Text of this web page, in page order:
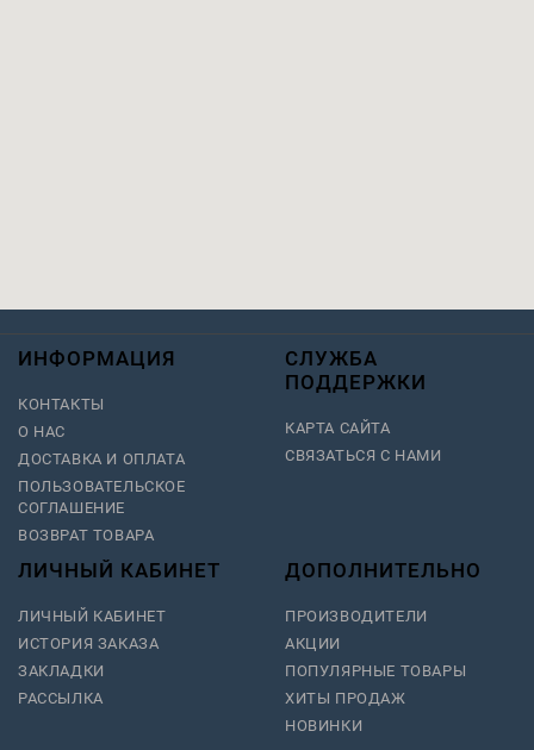
ИНФОРМАЦИЯ
КОНТАКТЫ
О НАС
ДОСТАВКА И ОПЛАТА
ПОЛЬЗОВАТЕЛЬСКОЕ
СОГЛАШЕНИЕ
ВОЗВРАТ ТОВАРА
СЛУЖБА
ПОДДЕРЖКИ
КАРТА САЙТА
СВЯЗАТЬСЯ С НАМИ
ЛИЧНЫЙ КАБИНЕТ
ЛИЧНЫЙ КАБИНЕТ
ИСТОРИЯ ЗАКАЗА
ЗАКЛАДКИ
РАССЫЛКА
ДОПОЛНИТЕЛЬНО
ПРОИЗВОДИТЕЛИ
АКЦИИ
ПОПУЛЯРНЫЕ ТОВАРЫ
ХИТЫ ПРОДАЖ
НОВИНКИ